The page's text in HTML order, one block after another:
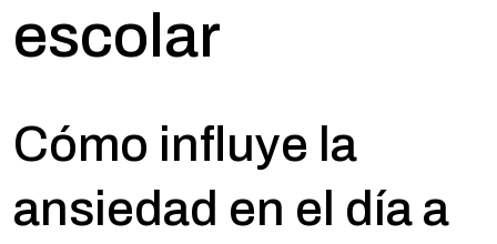
escolar
Cómo influye la
ansiedad en el día a